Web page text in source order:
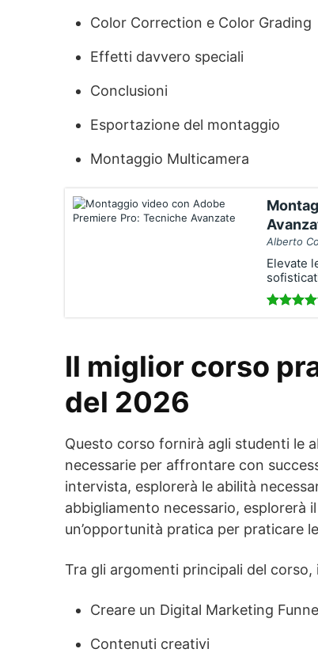
Color Correction e Color Grading
Effetti davvero speciali
Conclusioni
Esportazione del montaggio
Montaggio Multicamera
Alberto
Elevate
Il miglior corso
del 2026
Questo corso fornirà agli studenti le
necessarie per affrontare con
intervista, esplorerà le abilità
abbigliamento necessario, esplorerà
un’opportunità pratica per praticare
Tra gli argomenti principali del corso,
Creare un Digital Marketing
Contenuti creativi